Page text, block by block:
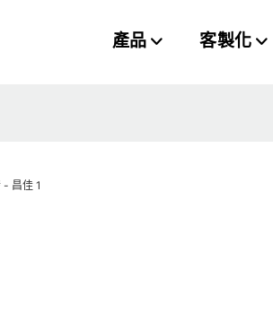
產品 客製化